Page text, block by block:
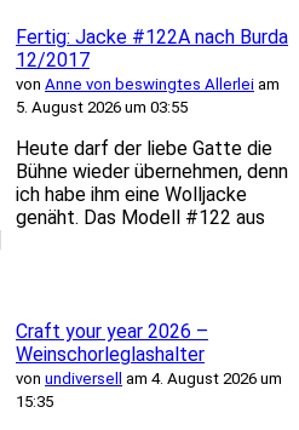
Fertig: Jacke #122A nach Burda
12/2017
von Anne von beswingtes Allerlei am
5. August 2026 um 03:55
Heute darf der liebe Gatte die
Bühne wieder übernehmen, denn
ich habe ihm eine Wolljacke
genäht. Das Modell #122 aus
Craft your year 2026 –
Weinschorleglashalter
von undiversell
am 4. August 2026 um
15:35